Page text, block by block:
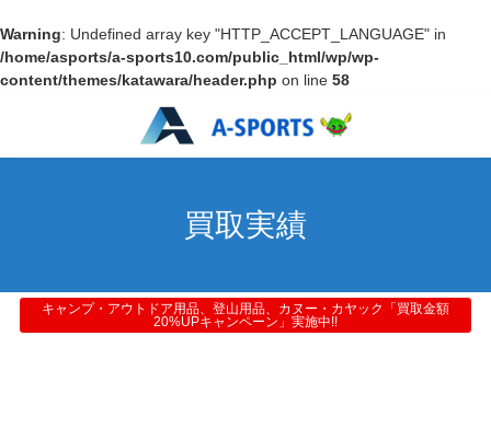
Warning: Undefined array key "HTTP_ACCEPT_LANGUAGE" in
/home/asports/a-sports10.com/public_html/wp/wp-
content/themes/katawara/header.php on line 58
買取実績
キャンプ・アウトドア用品、登山用品、カヌー・カヤック「買取金額
20%UPキャンペーン」実施中!!